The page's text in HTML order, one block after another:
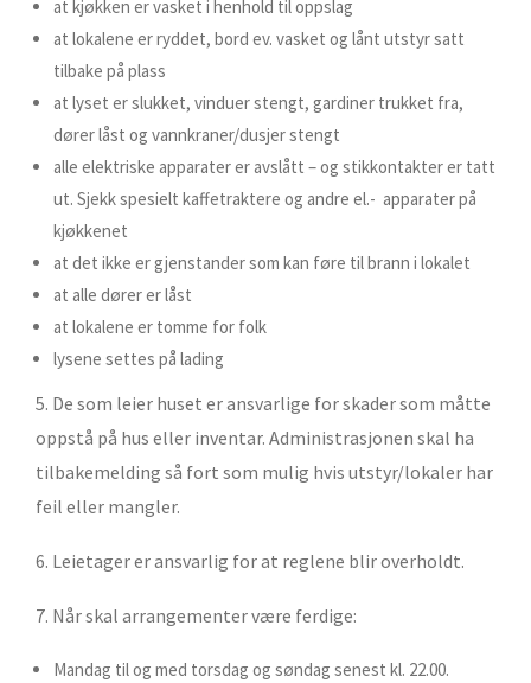
at kjøkken er vasket i henhold til oppslag
at lokalene er ryddet, bord ev. vasket og lånt utstyr satt
tilbake på plass
at lyset er slukket, vinduer stengt, gardiner trukket fra,
dører låst og vannkraner/dusjer stengt
alle elektriske apparater er avslått – og stikkontakter er tatt
ut. Sjekk spesielt kaffetraktere og andre el.- apparater på
kjøkkenet
at det ikke er gjenstander som kan føre til brann i lokalet
at alle dører er låst
at lokalene er tomme for folk
lysene settes på lading
5. De som leier huset er ansvarlige for skader som måtte
oppstå på hus eller inventar. Administrasjonen skal ha
tilbakemelding så fort som mulig hvis utstyr/lokaler har
feil eller mangler.
6. Leietager er ansvarlig for at reglene blir overholdt.
7. Når skal arrangementer være ferdige:
Mandag til og med torsdag og søndag senest kl. 22.00.